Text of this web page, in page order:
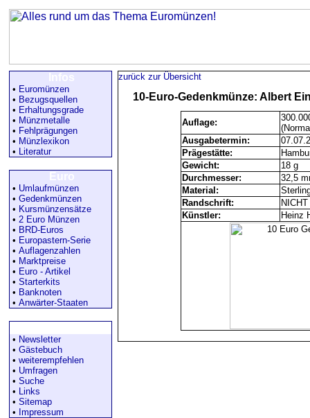
• Euromünzen
• Bezugsquellen
• Erhaltungsgrade
• Münzmetalle
• Fehlprägungen
• Münzlexikon
• Literatur
• Umlaufmünzen
• Gedenkmünzen
• Kursmünzensätze
• 2 Euro Münzen
• BRD-Euros
• Europastern-Serie
• Auflagenzahlen
• Marktpreise
• Euro - Artikel
• Starterkits
• Banknoten
• Anwärter-Staaten
• Newsletter
• Gästebuch
• weiterempfehlen
• Umfragen
• Suche
• Links
• Sitemap
• Impressum
zurück zur Übersicht
10-Euro-Gedenkmünze: Albert
Auflage:
Ausgabetermin:
Prägestätte:
Gewicht:
18 g
Durchmesser:
32,5
Material:
Randschrift:
Künstler:
Heinz